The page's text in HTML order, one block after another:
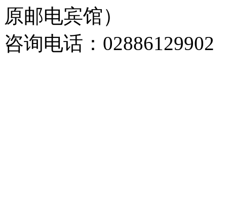
原邮电宾馆）
咨询电话：02886129902